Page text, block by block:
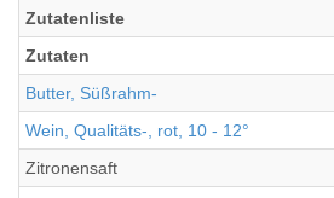
Zutatenliste
Zutaten
Butter, Süßrahm-
Wein, Qualitäts-, rot, 10 - 12°
Zitronensaft